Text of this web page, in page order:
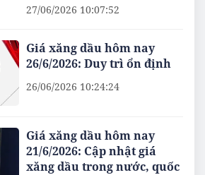
27/06/2026 10:07:52
Giá xăng dầu hôm nay
26/6/2026: Duy trì ổn định
26/06/2026 10:24:24
Giá xăng dầu hôm nay
21/6/2026: Cập nhật giá
xăng dầu trong nước, quốc